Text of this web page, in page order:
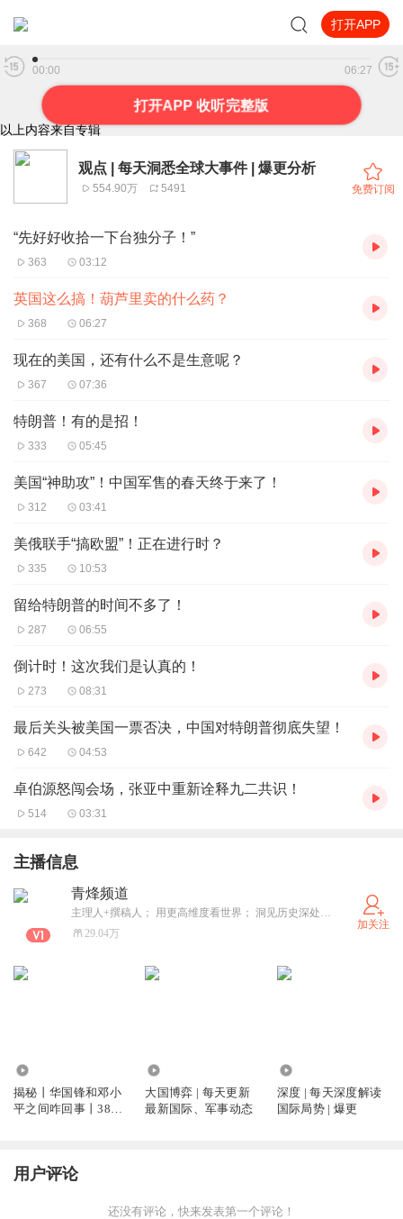
打开APP
英国这么搞！葫芦里卖的什么药？
00:00 06:27
打开APP 收听完整版
以上内容来自专辑
观点 | 每天洞悉全球大事件 | 爆更分析
554.90万 5491 免费订阅
“先好好收拾一下台独分子！”
363 03:12
英国这么搞！葫芦里卖的什么药？
368 06:27
现在的美国，还有什么不是生意呢？
367 07:36
特朗普！有的是招！
333 05:45
美国“神助攻”！中国军售的春天终于来了！
312 03:41
美俄联手“搞欧盟”！正在进行时？
335 10:53
留给特朗普的时间不多了！
287 06:55
倒计时！这次我们是认真的！
273 08:31
最后关头被美国一票否决，中国对特朗普彻底失望！
642 04:53
卓伯源怒闯会场，张亚中重新诠释九二共识！
514 03:31
主播信息
青烽频道
主理人+撰稿人； 用更高维度看世界； 洞见历史深处的细节。
29.04万
加关注
揭秘丨华国锋和邓小
平之间咋回事丨38份
大国博弈 | 每天更新
最新国际、军事动态
深度 | 每天深度解读
国际局势 | 爆更
用户评论
还没有评论，快来发表第一个评论！